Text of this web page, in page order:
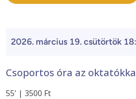
2026. március 19. csütörtök
Csoportos óra az
55' | 3500 Ft